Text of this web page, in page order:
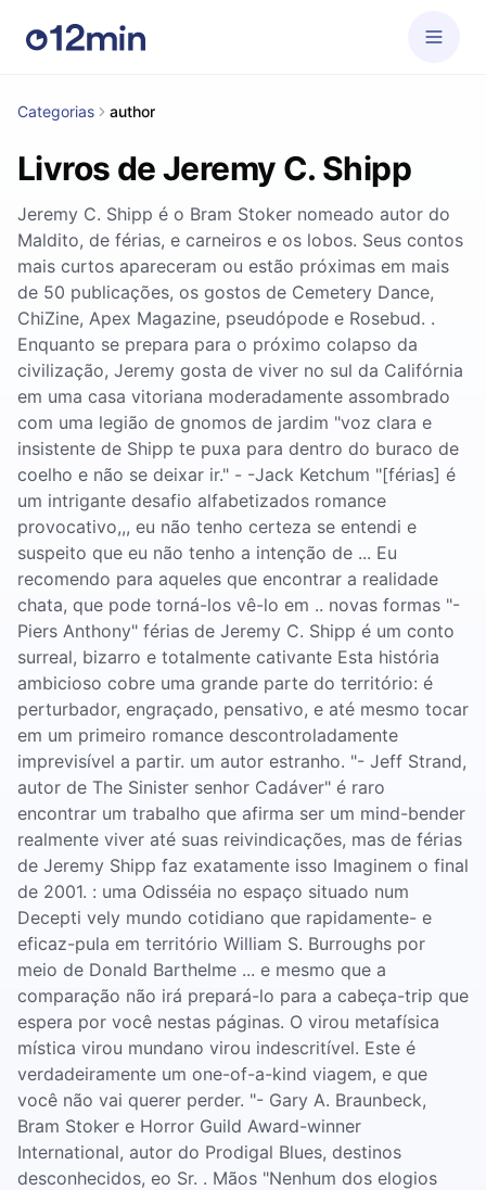
Categorias author
Livros de Jeremy C. Shipp
Jeremy C. Shipp é o Bram Stoker nomeado autor do
Maldito, de férias, e carneiros e os lobos. Seus contos
mais curtos apareceram ou estão próximas em mais
de 50 publicações, os gostos de Cemetery Dance,
ChiZine, Apex Magazine, pseudópode e Rosebud. .
Enquanto se prepara para o próximo colapso da
civilização, Jeremy gosta de viver no sul da Califórnia
em uma casa vitoriana moderadamente assombrado
com uma legião de gnomos de jardim "voz clara e
insistente de Shipp te puxa para dentro do buraco de
coelho e não se deixar ir." - -Jack Ketchum "[férias] é
um intrigante desafio alfabetizados romance
provocativo,,, eu não tenho certeza se entendi e
suspeito que eu não tenho a intenção de ... Eu
recomendo para aqueles que encontrar a realidade
chata, que pode torná-los vê-lo em .. novas formas "-
Piers Anthony" férias de Jeremy C. Shipp é um conto
surreal, bizarro e totalmente cativante Esta história
ambicioso cobre uma grande parte do território: é
perturbador, engraçado, pensativo, e até mesmo tocar
em um primeiro romance descontroladamente
imprevisível a partir. um autor estranho. "- Jeff Strand,
autor de The Sinister senhor Cadáver" é raro
encontrar um trabalho que afirma ser um mind-bender
realmente viver até suas reivindicações, mas de férias
de Jeremy Shipp faz exatamente isso Imaginem o final
de 2001. : uma Odisséia no espaço situado num
Decepti vely mundo cotidiano que rapidamente- e
eficaz-pula em território William S. Burroughs por
meio de Donald Barthelme ... e mesmo que a
comparação não irá prepará-lo para a cabeça-trip que
espera por você nestas páginas. O virou metafísica
mística virou mundano virou indescritível. Este é
verdadeiramente um one-of-a-kind viagem, e que
você não vai querer perder. "- Gary A. Braunbeck,
Bram Stoker e Horror Guild Award-winner
International, autor do Prodigal Blues, destinos
desconhecidos, eo Sr. . Mãos "Nenhum dos elogios